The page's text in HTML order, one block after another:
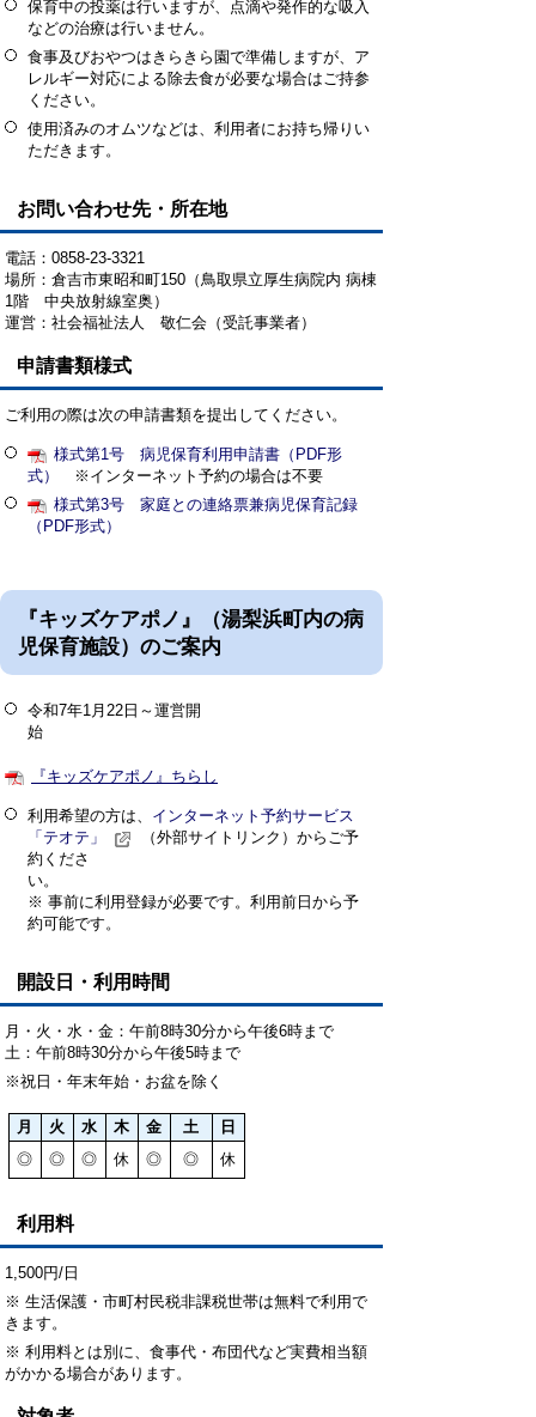
保育中の投薬は行いますが、点滴や発作的な吸入
などの治療は行いません。
食事及びおやつはきらきら園で準備しますが、ア
レルギー対応による除去食が必要な場合はご持参
ください。
使用済みのオムツなどは、利用者にお持ち帰りい
ただきます。
お問い合わせ先・所在地
電話：0858-23-3321
場所：倉吉市東昭和町150（鳥取県立厚生病院内 病棟
1階 中央放射線室奥）
運営：社会福祉法人 敬仁会（受託事業者）
申請書類様式
ご利用の際は次の申請書類を提出してください。
様式第1号 病児保育利用申請書（PDF形
式）
※インターネット予約の場合は不要
様式第3号 家庭との連絡票兼病児保育記録
（PDF形式）
『キッズケアポノ』（湯梨浜町内の病
児保育施設）のご案内
令和7年1月22日～運営開
『キッズケアポノ』ちらし
利用希望の方は、 インターネット予約サービス
「テオテ」
（外部サイトリンク）からご予
約くださ
い
※ 事前に利用登録が必要です。利用前日から予
約可能です。
開設日・利用時間
月・火・水・金：午前8時30分から午後6時まで
土：午前8時30分から午後5時まで
※祝日・年末年始・お盆を除く
月 火 水 木 金 土
日
◎
◎ ◎ 休 ◎ ◎ 休
利用料
1,500円/日
※ 生活保護・市町村民税非課税世帯は無料で利用で
きます。
※ 利用料とは別に、食事代・布団代など実費相当額
がかかる場合があります。